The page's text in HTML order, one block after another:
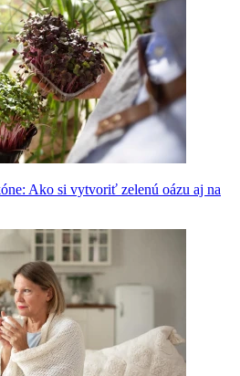
Ako si vytvoriť zelenú oázu aj na